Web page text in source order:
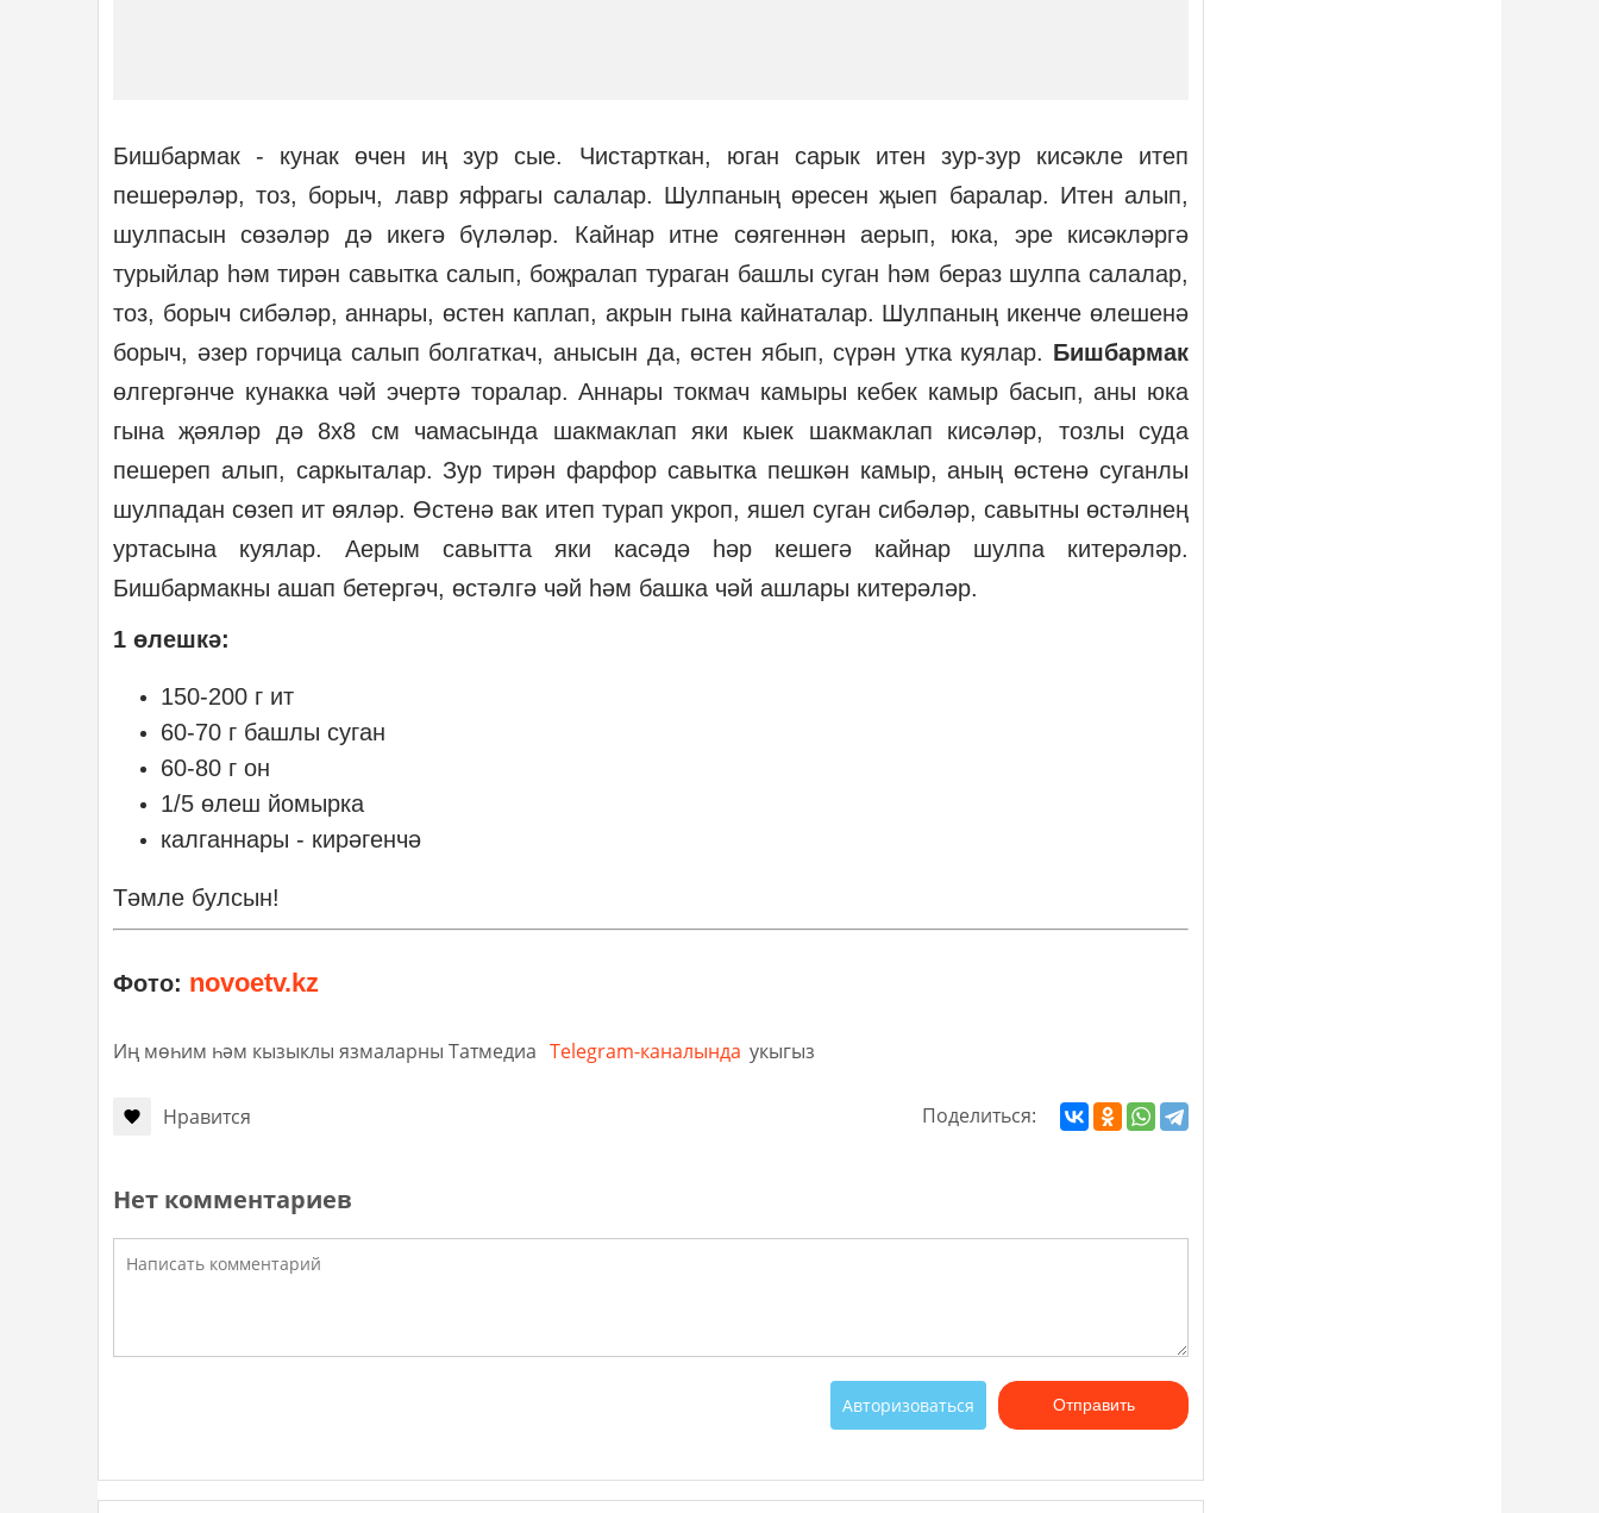
Бишбармак - кунак өчен иң зур сые. Чистарткан, юган сарык итен зур-зур кисәкле итеп
пешерәләр, тоз, борыч, лавр яфрагы салалар. Шулпаның өресен җыеп баралар. Итен алып,
шулпасын сөзәләр дә икегә бүләләр. Кайнар итне сөягеннән аерып, юка, эре кисәкләргә
турыйлар һәм тирән савытка салып, боҗралап тураган башлы суган һәм бераз шулпа салалар,
тоз, борыч сибәләр, аннары, өстен каплап, акрын гына кайнаталар. Шулпаның икенче өлешенә
борыч, әзер горчица салып болгаткач, анысын да, өстен ябып, сүрән утка куялар. Бишбармак
өлгергәнче кунакка чәй эчертә торалар. Аннары токмач камыры кебек камыр басып, аны юка
гына җәяләр дә 8х8 см чамасында шакмаклап яки кыек шакмаклап кисәләр, тозлы суда
пешереп алып, саркыталар. Зур тирән фарфор савытка пешкән камыр, аның өстенә суганлы
шулпадан сөзеп ит өяләр. Өстенә вак итеп турап укроп, яшел суган сибәләр, савытны өстәлнең
уртасына куялар. Аерым савытта яки касәдә һәр кешегә кайнар шулпа китерәләр.
Бишбармакны ашап бетергәч, өстәлгә чәй һәм башка чәй ашлары китерәләр.
1 өлешкә:
150-200 г ит
60-70 г башлы суган
60-80 г он
1/5 өлеш йомырка
калганнары - кирәгенчә
Тәмле булсын!
Фото: novoetv.kz
Иң мөһим һәм кызыклы язмаларны Татмедиа Telegram-каналында укыгыз
Нравится Поделиться:
Нет комментариев
Авторизоваться Отправить